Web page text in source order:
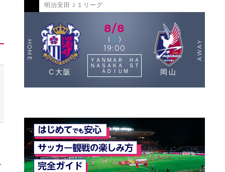
明治安田Ｊ１リーグ
HOME
C大阪
8/8
（土 ）
19:00
ＹＡＮＭＡＲ ＨＡ
ＮＡＳＡＫＡ ＳＴ
ＡＤＩＵＭ 岡山
AWAY